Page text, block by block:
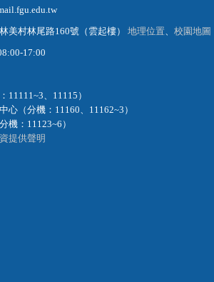
美村林尾路160號（雲起樓） 地理位置
校園地圖
17:00
11111~3、11115）
心（分機：11160、11162~3）
機：11123~6）
提供聲明